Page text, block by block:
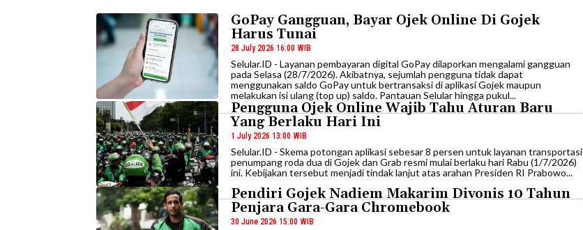
GoPay Gangguan, Bayar Ojek Online Di Gojek
Harus Tunai
28 July 2026 16:00 WIB
Selular.ID - Layanan pembayaran digital GoPay dilaporkan mengalami gangguan
pada Selasa (28/7/2026). Akibatnya, sejumlah pengguna tidak dapat
menggunakan saldo GoPay untuk bertransaksi di aplikasi Gojek maupun
melakukan isi ulang (top up) saldo. Pantauan Selular hingga pukul...
Pengguna Ojek Online Wajib Tahu Aturan Baru
Yang Berlaku Hari Ini
1 July 2026 13:00 WIB
Selular.ID - Skema potongan aplikasi sebesar 8 persen untuk layanan transportasi
penumpang roda dua di Gojek dan Grab resmi mulai berlaku hari Rabu (1/7/2026)
ini. Kebijakan tersebut menjadi tindak lanjut atas arahan Presiden RI Prabowo...
Pendiri Gojek Nadiem Makarim Divonis 10 Tahun
Penjara Gara-Gara Chromebook
30 June 2026 15:00 WIB